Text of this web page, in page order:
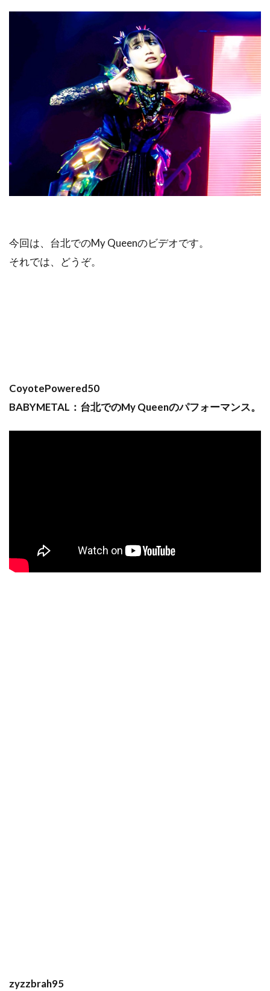
今回は、台北でのMy Queenのビデオです。
それでは、どうぞ。
CoyotePowered50
BABYMETAL：台北でのMy Queenのパフォーマンス。
zyzzbrah95